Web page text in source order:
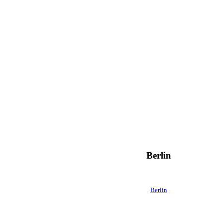
Berlin
Berlin